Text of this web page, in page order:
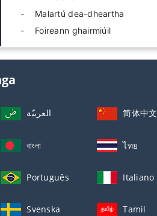
Malartú dea-dheartha
Foireann ghairmiúil
العربيّة 简体中文
বাংলা ไทย
Português Italiano
Svenska Tamil